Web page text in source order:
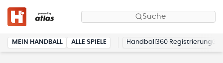
Suche
MEIN HANDBALL ALLE SPIELE Handball360 Registrierung